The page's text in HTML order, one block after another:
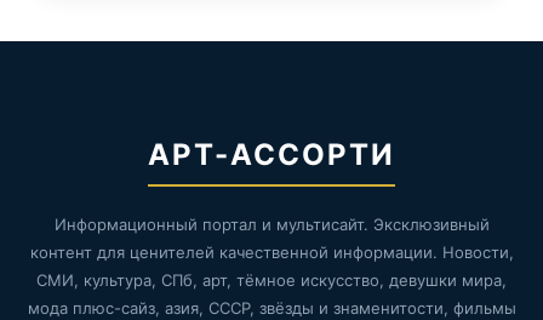
АРТ-АССОРТИ
Информационный портал и мультисайт. Эксклюзивный
контент для ценителей качественной информации. Новости,
СМИ, культура, СПб, арт, тёмное искусство, девушки мира,
мода плюс-сайз, азия, СССР, звёзды и знаменитости, фильмы